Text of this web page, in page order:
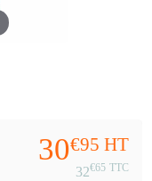
30€95 HT
32€65 TTC